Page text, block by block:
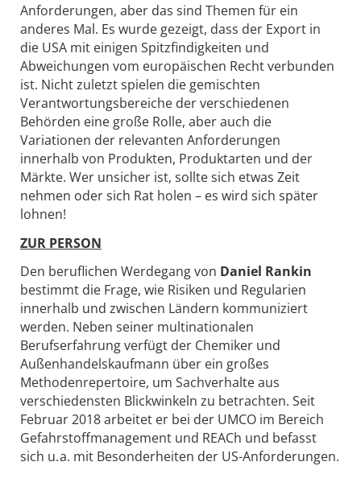
Anforderungen, aber das sind Themen für ein
anderes Mal. Es wurde gezeigt, dass der Export in
die USA mit einigen Spitzfindigkeiten und
Abweichungen vom europäischen Recht verbunden
ist. Nicht zuletzt spielen die gemischten
Verantwortungsbereiche der verschiedenen
Behörden eine große Rolle, aber auch die
Variationen der relevanten Anforderungen
innerhalb von Produkten, Produktarten und der
Märkte. Wer unsicher ist, sollte sich etwas Zeit
nehmen oder sich Rat holen – es wird sich später
lohnen!
ZUR PERSON
Den beruflichen Werdegang von Daniel Rankin
bestimmt die Frage, wie Risiken und Regularien
innerhalb und zwischen Ländern kommuniziert
werden. Neben seiner multi­nationalen
Berufserfahrung verfügt der Chemiker und
Außenhandelskaufmann über ein großes
Methodenrepertoire, um Sachverhalte aus
verschiedensten Blickwinkeln zu betrachten. Seit
Februar 2018 arbeitet er bei der UMCO im Bereich
Gefahrstoffmanagement und REACh und befasst
sich u. a. mit Besonderheiten der US-Anforderungen.